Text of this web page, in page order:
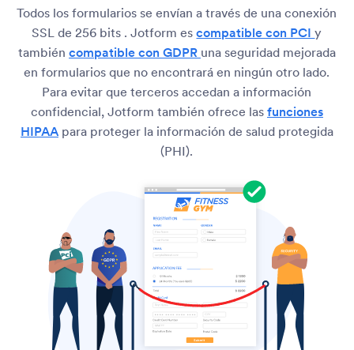
Todos los formularios se envían a través de una conexión
SSL de 256 bits . Jotform escompatible con PCIy
también compatible con GDPR una seguridad mejorada
en formularios que no encontrará en ningún otro lado.
Para evitar que terceros accedan a información
confidencial, Jotform también ofrece lasfunciones
HIPAApara proteger la información de salud protegida
(PHI).